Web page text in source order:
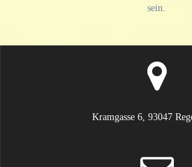
sein.
Kramgasse 6, 93047